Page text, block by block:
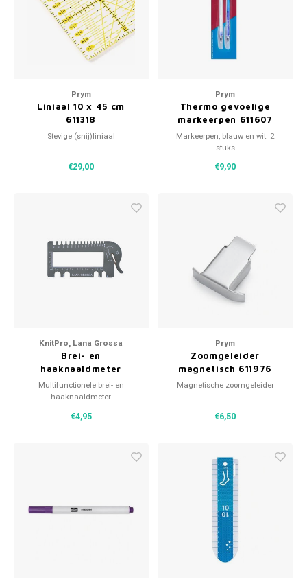
Per
Spelden en vastmaken
Overige fournituren
Prym
Liniaal 10 x 45 cm
611318
Stevige (snij)liniaal
€29,00
Prym
Thermo gevoelige
markeerpen 611607
Markeerpen, blauw en wit. 2
stuks
€9,90
KnitPro, Lana Grossa
Brei- en
haaknaaldmeter
Multifunctionele brei- en
haaknaaldmeter
€4,95
Prym
Zoomgeleider
magnetisch 611976
Magnetische zoomgeleider
€6,50